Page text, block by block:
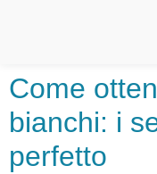
Come
bianchi: i
perfetto